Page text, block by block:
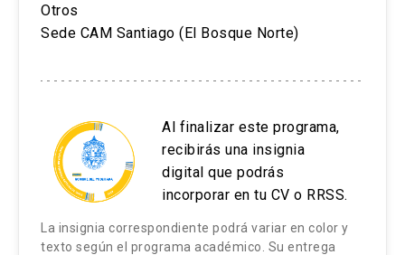
Exposiciones iniciales de las partes.
tratar.
e indagar por intereses.
Etapa de término de la mediación.
de mediación.
Otros
Sede CAM Santiago (El Bosque Norte)
Al finalizar este programa,
recibirás una insignia
digital que podrás
incorporar en tu CV o RRSS.
La insignia correspondiente podrá variar en color y
texto según el programa académico. Su entrega